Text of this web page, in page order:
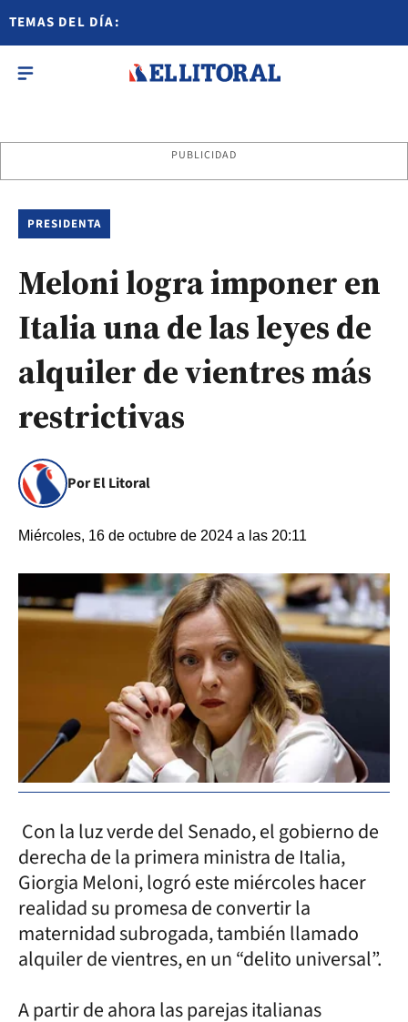
TEMAS DEL DÍA:
PUBLICIDAD
PRESIDENTA
Meloni logra imponer en
Italia una de las leyes de
alquiler de vientres más
restrictivas
Por El Litoral
Miércoles, 16 de octubre de 2024 a las 20:11
Con la luz verde del Senado, el gobierno de
derecha de la primera ministra de Italia,
Giorgia Meloni, logró este miércoles hacer
realidad su promesa de convertir la
maternidad subrogada, también llamado
alquiler de vientres, en un “delito universal”.
A partir de ahora las parejas italianas